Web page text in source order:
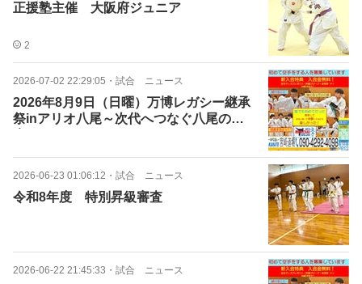
正援塾主催 大阪府ジュニア
2
2026-07-02 22:29:05 ・ 試合 ニュース
2026年8月9日（日曜）万博レガシー継承
祭inアリオ八尾～次代へつなぐ八尾の未
2026-06-23 01:06:12 ・ 試合 ニュース
令和8年度 特別昇級審査
2026-06-22 21:45:33 ・ 試合 ニュース